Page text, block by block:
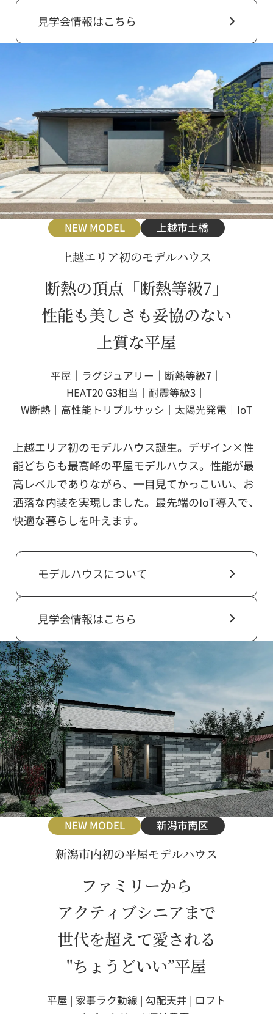
見学会情報はこちら
NEW MODEL 上越市土橋
上越エリア初のモデルハウス
断熱の頂点「断熱等級7」
性能も美しさも妥協のない
上質な平屋
平屋｜ラグジュアリー｜断熱等級7｜
HEAT20 G3相当｜耐震等級3｜
W断熱｜高性能トリプルサッシ｜太陽光発電｜IoT
上越エリア初のモデルハウス誕生。デザイン×性
能どちらも最高峰の平屋モデルハウス。性能が最
高レベルでありながら、一目見てかっこいい、お
洒落な内装を実現しました。最先端のIoT導入で、
快適な暮らしを叶えます。
モデルハウスについて
見学会情報はこちら
NEW MODEL 新潟市南区
新潟市内初の平屋モデルハウス
ファミリーから
アクティブシニアまで
世代を超えて愛される
"ちょうどいい”平屋
平屋 | 家事ラク動線 | 勾配天井 | ロフト